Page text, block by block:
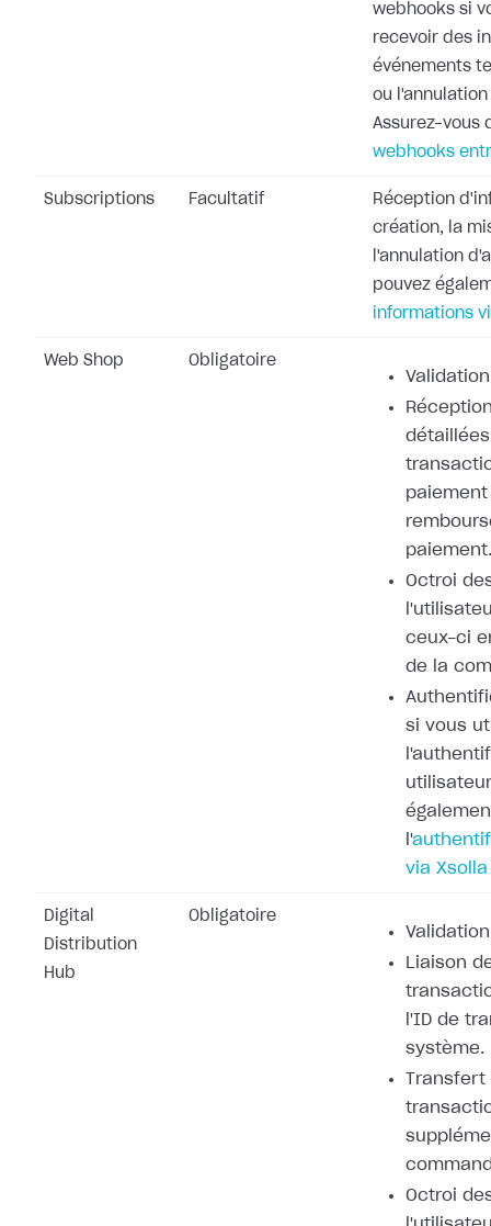
webhooks si
recevoir des
événements
ou
Assurez-vous
webhooks
Subscriptions Facultatif
Réception
création, la
l'annulation
pouvez
informations
Web Shop Obligatoire
paiement.
Octroi
ceux-ci
de la
si vous
l'
via Xsolla
Digital
Distribution
Hub
Obligatoire
Liaison
l'ID de
système.
Octroi